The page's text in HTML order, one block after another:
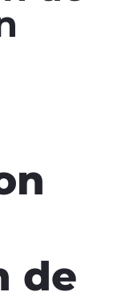
de